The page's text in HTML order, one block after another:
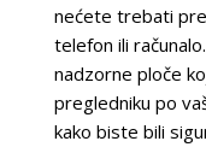
nećete trebati
telefon ili
nadzorne ploče
pregledniku po
kako biste bili